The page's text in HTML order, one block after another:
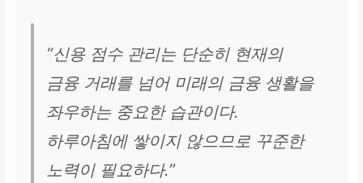
“신용 점수 관리는 단순히 현재의
금융 거래를 넘어 미래의 금융 생활을
좌우하는 중요한 습관이다.
하루아침에 쌓이지 않으므로 꾸준한
노력이 필요하다.”